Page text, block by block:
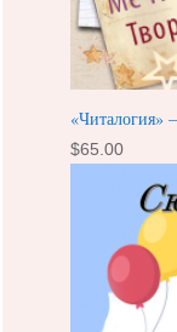
«Читалогия»
$65.00